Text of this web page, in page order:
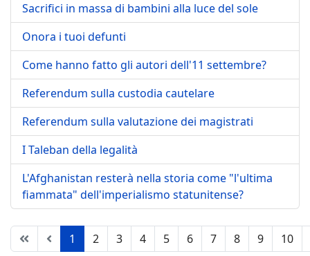
Sacrifici in massa di bambini alla luce del sole
Onora i tuoi defunti
Come hanno fatto gli autori dell'11 settembre?
Referendum sulla custodia cautelare
Referendum sulla valutazione dei magistrati
I Taleban della legalità
L'Afghanistan resterà nella storia come "l'ultima
fiammata" dell'imperialismo statunitense?
1 2 3 4 5 6 7 8 9 10